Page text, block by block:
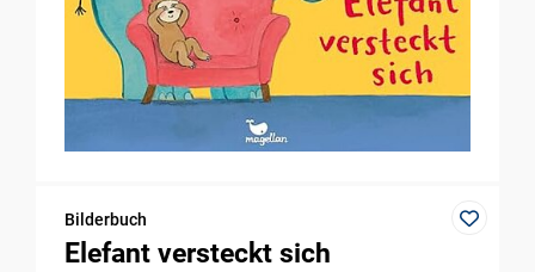
Bilderbuch
Elefant versteckt sich